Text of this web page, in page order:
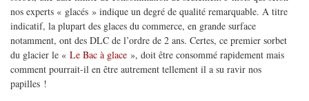
nos experts « glacés » indique un degré de qualité remarquable. A titre
indicatif, la plupart des glaces du commerce, en grande surface
notamment, ont des DLC de l’ordre de 2 ans. Certes, ce premier sorbet
du glacier le « Le Bac à glace », doit être consommé rapidement mais
comment pourrait-il en être autrement tellement il a su ravir nos
papilles !